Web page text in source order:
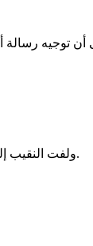
ولفت النقيب إلى أن المؤسسة ستتخذ الإجراءات اللازمة، بما فيذلك مراسلة المحكمة العليا بخصوص ترتيبات أداء اليمين.